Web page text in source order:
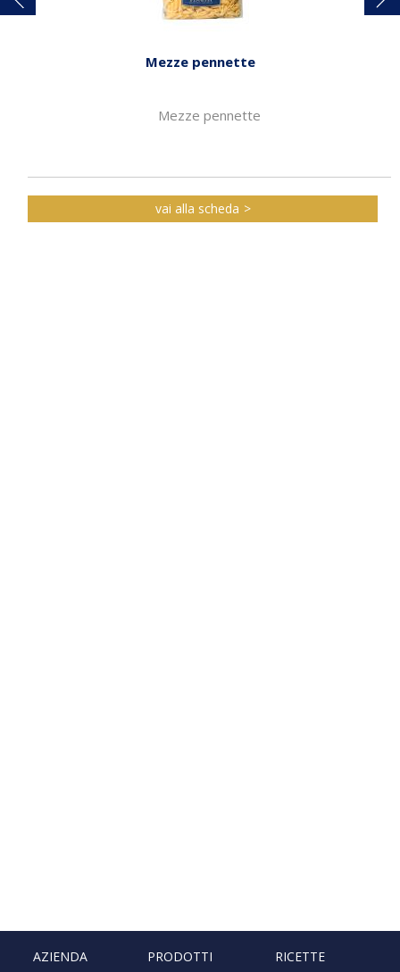
Mezze pennette
Mezze pennette
vai alla scheda
AZIENDA PRODOTTI
RICETTE